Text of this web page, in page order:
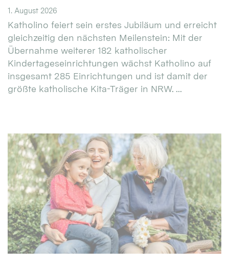
1. August 2026
Katholino feiert sein erstes Jubiläum und erreicht
gleichzeitig den nächsten Meilenstein: Mit der
Übernahme weiterer 182 katholischer
Kindertageseinrichtungen wächst Katholino auf
insgesamt 285 Einrichtungen und ist damit der
größte katholische Kita-Träger in NRW. ...